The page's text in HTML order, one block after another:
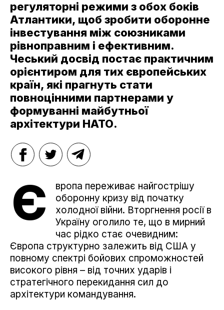
регуляторні режими з обох боків
Атлантики, щоб зробити оборонне
інвестування між союзниками
рівноправним і ефективним.
Чеський досвід постає практичним
орієнтиром для тих європейських
країн, які прагнуть стати
повноцінними партнерами у
формуванні майбутньої
архітектури НАТО.
Є
вропа переживає найгострішу
оборонну кризу від початку
холодної війни. Вторгнення росії в
Україну оголило те, що в мирний
час рідко стає очевидним:
Європа структурно залежить від США у
повному спектрі бойових спроможностей
високого рівня – від точних ударів і
стратегічного перекидання сил до
архітектури командування.